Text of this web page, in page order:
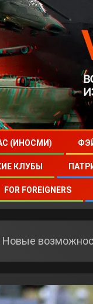
(ИНОСМИ)
КЛУБЫ
FOR FOREIGNERS
Новые